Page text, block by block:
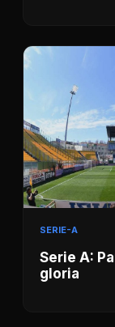
SERIE-A
Serie A:
gloria